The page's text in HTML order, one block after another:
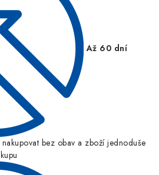
Až 60 dní
nakupovat bez obav a zboží jednoduše